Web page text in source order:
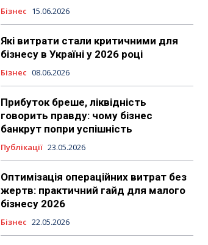
Бізнес 15.06.2026
Які витрати стали критичними для
бізнесу в Україні у 2026 році
Бізнес 08.06.2026
Прибуток бреше, ліквідність
говорить правду: чому бізнес
банкрут попри успішність
Публікації 23.05.2026
Оптимізація операційних витрат без
жертв: практичний гайд для малого
бізнесу 2026
Бізнес 22.05.2026